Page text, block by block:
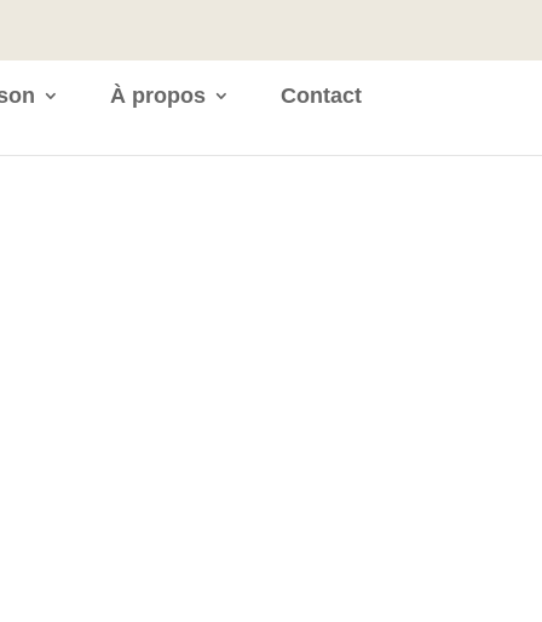
À propos Contact